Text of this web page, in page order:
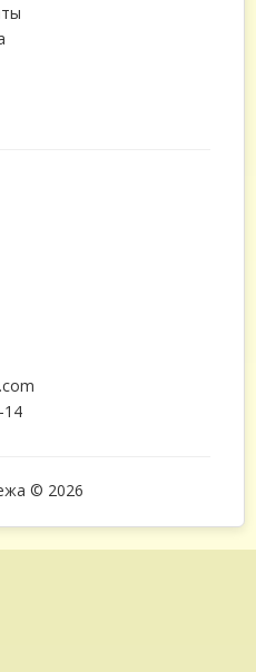
14
© 2026